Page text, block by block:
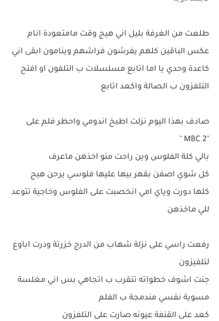
طلعت من الغرفة بليل اني هيج وقت مامتعودة انام
عكس الباقين كلهم يفرشون فراشهم وينامون ابقى اني
كاعدة وحدي يا اما اتابع مسلسلات ب التلفون او افتح
التلفزون ب الصالة واكعد اتابع
صادف بهذا اليوم نزلت اطبخ اندومي واحظر فلم على
"MBC 2 "
بالي كلة الفلوس وين راحت منو اخذهن ماعرف
كل شوي اصفن بقهر بيها عليها فلوسي يرحن هيج
كلها دورت وياي امي انخصبت على الفلوس وخاجية تتوعد
للي ماخذهن
رفعت راسي على نزلة شهاب من الدرج خزرتة ودرت اباوع
لتلفيزون
جنت اشوف خطواته تتقرب ب اتجاهي بس اني مغلسة
مسوية نفسي مندمجة ب الفلم
كعد على القنفة عيونه صارت على التلفزون